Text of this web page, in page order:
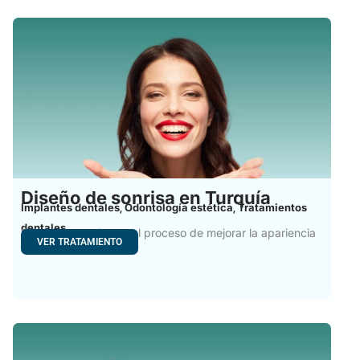
Diseño de sonrisa en Turquía
Implantes dentales,Odontología estética,Tratamientos
dentales
Diseño de sonrisa es el proceso de mejorar la apariencia
VER TRATAMIENTO